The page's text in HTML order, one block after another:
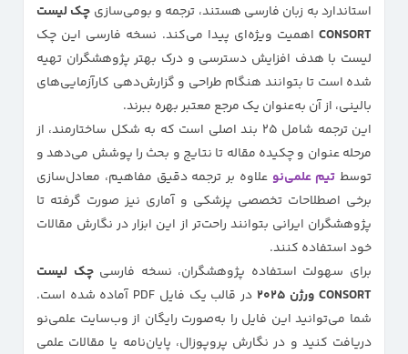
استاندارد به زبان فارسی هستند، ترجمه و بومی‌سازی چک لیست
CONSORT اهمیت ویژه‌ای پیدا می‌کند. نسخه فارسی این چک
لیست با هدف افزایش دسترسی و درک بهتر پژوهشگران تهیه
شده است تا بتوانند هنگام طراحی و گزارش‌دهی کارآزمایی‌های
بالینی، از آن به‌عنوان یک مرجع معتبر بهره ببرند.
این ترجمه شامل ۲۵ بند اصلی است که به شکل ساختارمند، از
مرحله عنوان و چکیده مقاله تا نتایج و بحث را پوشش می‌دهد و
توسط تیم علمی‌نو علاوه بر ترجمه دقیق مفاهیم، معادل‌سازی
برخی اصطلاحات تخصصی پزشکی و آماری نیز صورت گرفته تا
پژوهشگران ایرانی بتوانند راحت‌تر از این ابزار در نگارش مقالات
خود استفاده کنند.
برای سهولت استفاده پژوهشگران، نسخه فارسیچک لیست
CONSORT ورژن ۲۰۲۵
در قالب یک فایل PDF آماده شده است.
شما می‌توانید این فایل را به‌صورت رایگان از وب‌سایت علمی‌نو
دریافت کنید و در نگارش پروپوزال، پایان‌نامه یا مقالات علمی